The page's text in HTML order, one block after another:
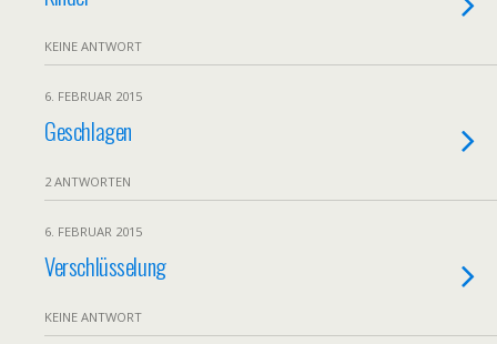
KEINE ANTWORT
6. FEBRUAR 2015
Geschlagen
2 ANTWORTEN
6. FEBRUAR 2015
Verschlüsselung
KEINE ANTWORT